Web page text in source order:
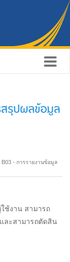
สรุปผลข้อมูล
B03 - การรายงานข้อมูล
ช้งาน สามารถ
ละสามารถตัดสิน